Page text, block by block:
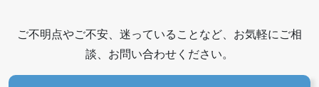
ご不明点やご不安、迷っていることなど、お気軽にご相
談、お問い合わせください。